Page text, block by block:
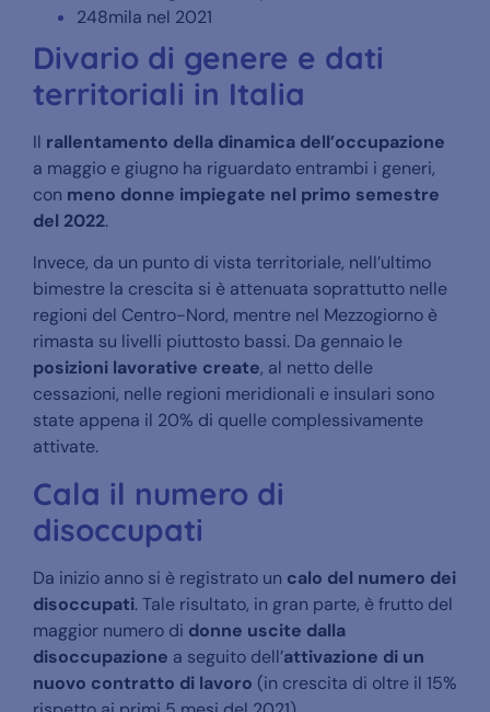
248mila nel 2021
Divario di genere e dati
territoriali in Italia
Il rallentamento della dinamica dell’occupazione
a maggio e giugno ha riguardato entrambi i generi,
con meno donne impiegate nel primo semestre
del 2022.
Invece, da un punto di vista territoriale, nell’ultimo
bimestre la crescita si è attenuata soprattutto nelle
regioni del Centro-Nord, mentre nel Mezzogiorno è
rimasta su livelli piuttosto bassi. Da gennaio le
posizioni lavorative create, al netto delle
cessazioni, nelle regioni meridionali e insulari sono
state appena il 20% di quelle complessivamente
attivate.
Cala il numero di
disoccupati
Da inizio anno si è registrato un calo del numero dei
disoccupati. Tale risultato, in gran parte, è frutto del
maggior numero di donne uscite dalla
disoccupazione a seguito dell’attivazione di un
nuovo contratto di lavoro (in crescita di oltre il 15%